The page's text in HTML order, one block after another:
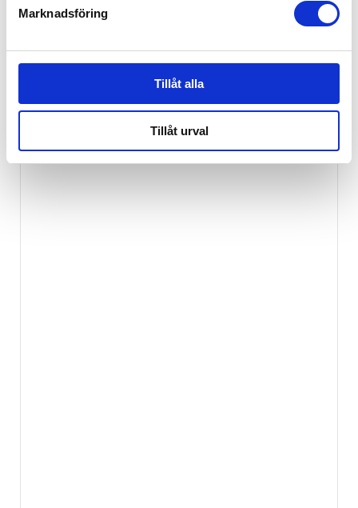
Marknadsföring
Tillåt alla
Tillåt urval
879kr